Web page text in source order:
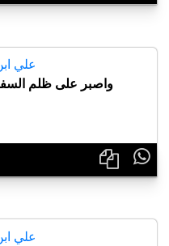
علي
واصبر على ظلم

علي